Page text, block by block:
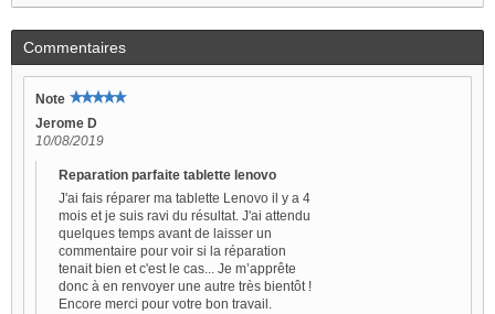
Commentaires
Note
Jerome D
10/08/2019
Reparation parfaite tablette lenovo
J'ai fais réparer ma tablette Lenovo il y a 4
mois et je suis ravi du résultat. J'ai attendu
quelques temps avant de laisser un
commentaire pour voir si la réparation
tenait bien et c'est le cas... Je m’apprête
donc à en renvoyer une autre très bientôt !
Encore merci pour votre bon travail.